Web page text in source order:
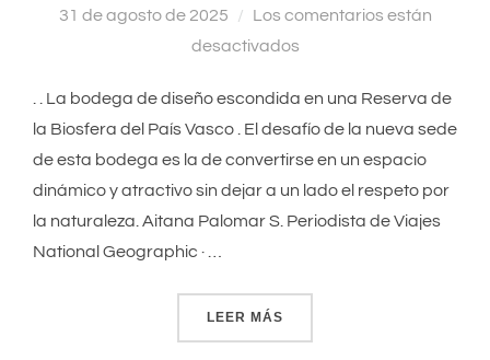
31 de agosto de 2025
Los comentarios están
desactivados
. . La bodega de diseño escondida en una Reserva de
la Biosfera del País Vasco . El desafío de la nueva sede
de esta bodega es la de convertirse en un espacio
dinámico y atractivo sin dejar a un lado el respeto por
la naturaleza. Aitana Palomar S. Periodista de Viajes
National Geographic · …
LEER MÁS